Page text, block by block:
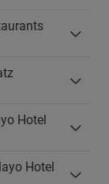
Hotel
Hotel